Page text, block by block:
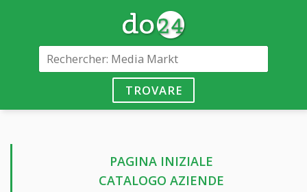
TROVARE
PAGINA INIZIALE
CATALOGO AZIENDE